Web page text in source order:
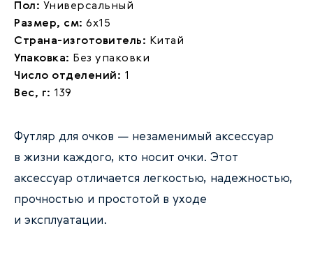
Пол: Универсальный
Размер, см: 6х15
Страна-изготовитель: Китай
Упаковка: Без упаковки
Число отделений: 1
Вес, г: 139
Футляр для очков — незаменимый аксессуар
в жизни каждого, кто носит очки. Этот
аксессуар отличается легкостью, надежностью,
прочностью и простотой в уходе
и эксплуатации.